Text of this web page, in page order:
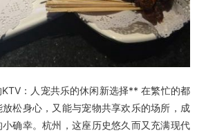
：人宠共乐的休闲新选择** 在繁忙的都
松身心，又能与宠物共享欢乐的场所，成
确幸。杭州，这座历史悠久而又充满现代